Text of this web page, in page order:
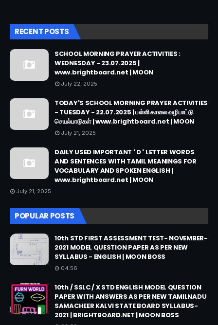
RECENT POSTS
SCHOOL MORNING PRAYER ACTIVITIES :
WEDNESDAY - 23.07.2025 |
www.brightboard.net | MOON
July 22, 2025
TODAY'S SCHOOL MORNING PRAYER ACTIVITIES
- TUESDAY - 22.07.2025 | பள்ளி காலை வழிபாட்டு
செயல்பாடுகள் | www.brightboard.net | MOON
July 21, 2025
DAILY USED IMPORTANT ' D ' LETTER WORDS
AND SENTENCES WITH TAMIL MEANINGS FOR
VOCABULARY AND SPOKEN ENGLISH |
www.brightboard.net | MOON
July 21, 2025
POPULAR POSTS
10th STD FIRST ASSESSMENT TEST- NOVEMBER-
2021 MODEL QUESTION PAPER AS PER NEW
SYLLABUS - ENGLISH | MOON BOSS
04:56
10th / SSLC / X STD ENGLISH MODEL QUESTION
PAPER WITH ANSWERS AS PER NEW TAMILNADU
SAMACHEER KALVI STATE BOARD SYLLABUS-
2021 | BRIGHTBOARD.NET | MOON BOSS